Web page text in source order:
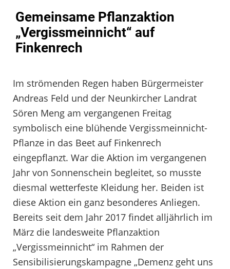
Gemeinsame Pflanzaktion
„Vergissmeinnicht“ auf
Finkenrech
Im strömenden Regen haben Bürgermeister
Andreas Feld und der Neunkircher Landrat
Sören Meng am vergangenen Freitag
symbolisch eine blühende Vergissmeinnicht-
Pflanze in das Beet auf Finkenrech
eingepflanzt. War die Aktion im vergangenen
Jahr von Sonnenschein begleitet, so musste
diesmal wetterfeste Kleidung her. Beiden ist
diese Aktion ein ganz besonderes Anliegen.
Bereits seit dem Jahr 2017 findet alljährlich im
März die landesweite Pflanzaktion
„Vergissmeinnicht“ im Rahmen der
Sensibilisierungskampagne „Demenz geht uns